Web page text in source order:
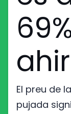
ahir
El preu de
pujada